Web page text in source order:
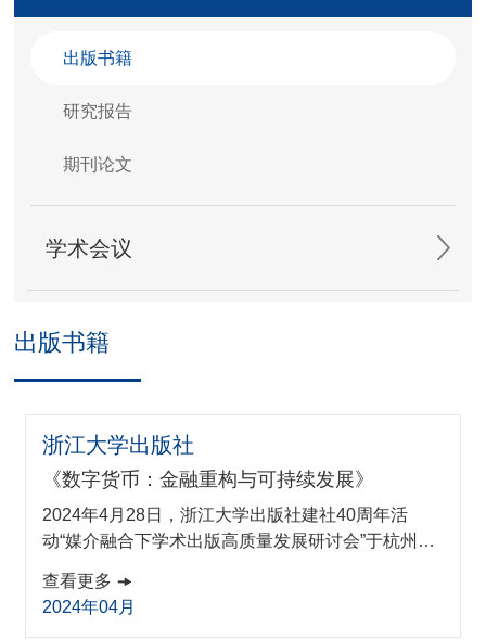
出版书籍
研究报告
期刊论文
学术会议
出版书籍
浙江大学出版社
《数字货币：金融重构与可持续发展》
2024年4月28日，浙江大学出版社建社40周年活
动“媒介融合下学术出版高质量发展研讨会”于杭州举
金融重构与可持续发展》也于活动期间正式发布。作
为浙江大学出版社“数字社会科学”丛书的组成部分，
查看更多
2024年04月